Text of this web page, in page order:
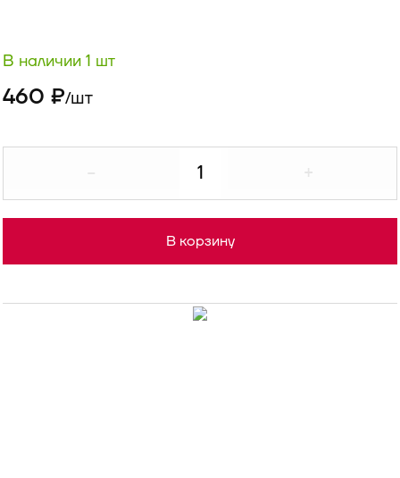
В наличии 1 шт
460 ₽/шт
В корзину